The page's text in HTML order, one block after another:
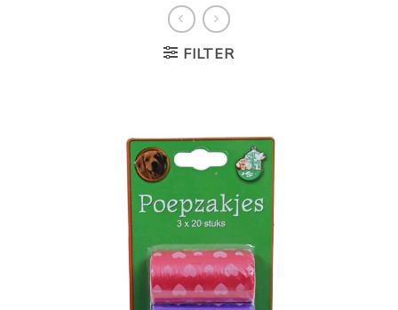
FILTER